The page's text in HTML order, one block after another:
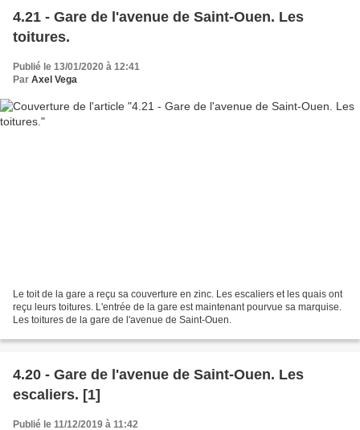
4.21 - Gare de l'avenue de Saint-Ouen. Les
toitures.
Publié le 13/01/2020 à 12:41
Par Axel Vega
Le toit de la gare a reçu sa couverture en zinc. Les escaliers et les quais ont
reçu leurs toitures. L'entrée de la gare est maintenant pourvue sa marquise.
Les toitures de la gare de l'avenue de Saint-Ouen.
4.20 - Gare de l'avenue de Saint-Ouen. Les
escaliers. [1]
Publié le 11/12/2019 à 11:42